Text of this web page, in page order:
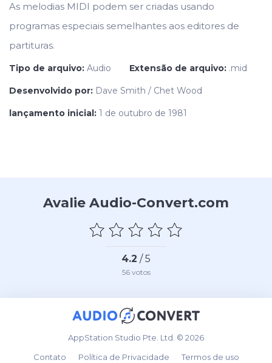
As melodias MIDI podem ser criadas usando
programas especiais semelhantes aos editores de
partituras.
Tipo de arquivo: Audio Extensão de arquivo: .mid
Desenvolvido por: Dave Smith / Chet Wood
lançamento inicial: 1 de outubro de 1981
Avalie Audio-Convert.com
4.2 / 5
56votos
AppStation Studio Pte. Ltd. © 2026
Contato
Política de Privacidade Termos de uso